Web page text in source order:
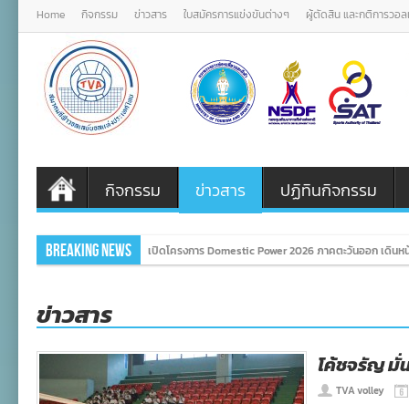
Home กิจกรรม ข่าวสาร ใบสมัครการแข่งขันต่างๆ ผู้ตัดสิน และกติการวอ
กิจกรรม ข่าวสาร ปฏิทินกิจกรรม
Breaking News เปิดโครงการ Domestic Power 2026 ภาคตะวันออก เดิน
ข่าวสาร
โค้ชจรัญ มั่
TVA volley